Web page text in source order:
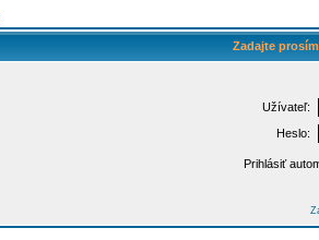
Zadajte
Užívateľ:
Heslo:
Prihlásiť